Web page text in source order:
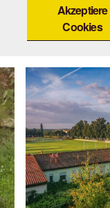
Akzeptiere
Cookies